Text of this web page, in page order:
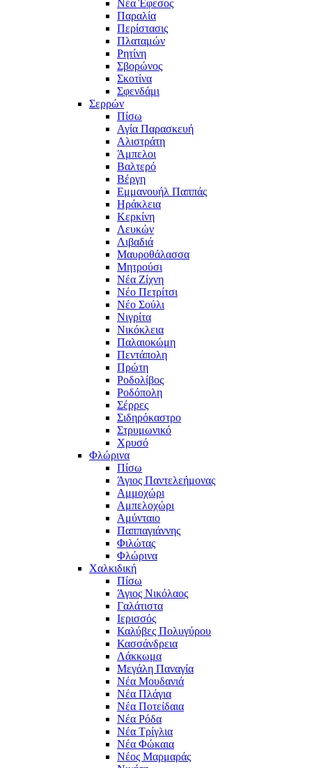
Νέα Έφεσος
Παραλία
Περίστασις
Πλαταμών
Ρητίνη
Σβορώνος
Σκοτίνα
Σφενδάμι
Σερρών
Πίσω
Αγία Παρασκευή
Αλιστράτη
Άμπελοι
Βαλτερό
Βέργη
Εμμανουήλ Παππάς
Ηράκλεια
Κερκίνη
Λευκών
Λιβαδιά
Μαυροθάλασσα
Μητρούσι
Νέα Ζίχνη
Νέο Πετρίτσι
Νέο Σούλι
Νιγρίτα
Νικόκλεια
Παλαιοκώμη
Πεντάπολη
Πρώτη
Ροδολίβος
Ροδόπολη
Σέρρες
Σιδηρόκαστρο
Στρυμωνικό
Χρυσό
Φλώρινα
Πίσω
Άγιος Παντελεήμονας
Αμμοχώρι
Αμπελοχώρι
Αμύνταιο
Παππαγιάννης
Φιλώτας
Φλώρινα
Χαλκιδική
Πίσω
Άγιος Νικόλαος
Γαλάτιστα
Ιερισσός
Καλύβες Πολυγύρου
Κασσάνδρεια
Λάκκωμα
Μεγάλη Παναγία
Νέα Μουδανιά
Νέα Πλάγια
Νέα Ποτείδαια
Νέα Ρόδα
Νέα Τρίγλια
Νέα Φώκαια
Νέος Μαρμαράς